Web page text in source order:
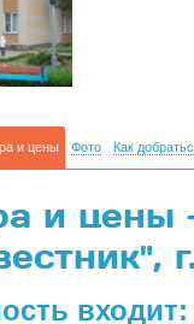
и цены Фото Как
и цены
входит: